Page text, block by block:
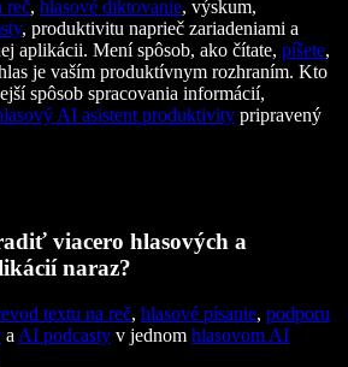
reč, hlasové diktovanie, výskum,
, produktivitu naprieč zariadeniami a
aplikácii. Mení spôsob, ako čítate, píšete,
je vaším produktívnym rozhraním. Kto
spôsob spracovania informácií,
AI asistent produktivity pripravený
viacero hlasových a
naraz?
textu na reč, hlasové písanie, podporu
a AI podcasty v jednom hlasovom AI